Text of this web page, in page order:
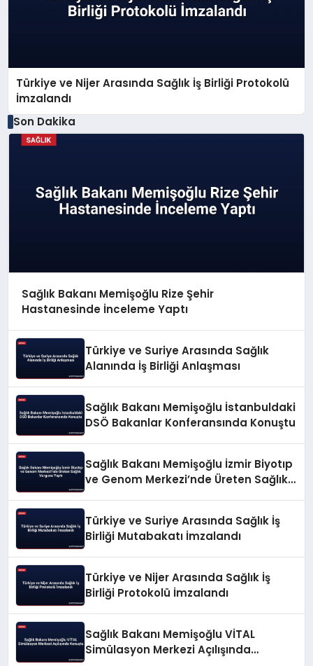
Türkiye ve Nijer Arasında Sağlık İş Birliği Protokolü
İmzalandı
Son Dakika
Sağlık Bakanı Memişoğlu Rize Şehir
Hastanesinde İnceleme Yaptı
Türkiye ve Suriye Arasında Sağlık
Alanında İş Birliği Anlaşması
Sağlık Bakanı Memişoğlu İstanbuldaki
DSÖ Bakanlar Konferansında Konuştu
Sağlık Bakanı Memişoğlu İzmir Biyotıp
ve Genom Merkezi’nde Üreten Sağlık
Türkiye ve Suriye Arasında Sağlık İş
Birliği Mutabakatı İmzalandı
Türkiye ve Nijer Arasında Sağlık İş
Birliği Protokolü İmzalandı
Sağlık Bakanı Memişoğlu VİTAL
Simülasyon Merkezi Açılışında